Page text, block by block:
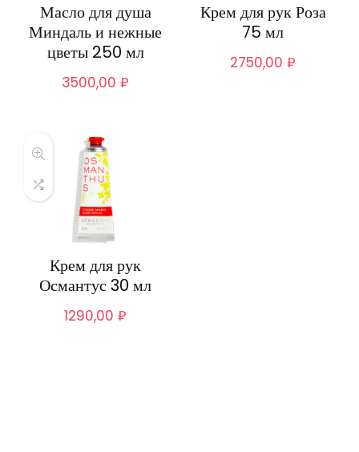
Масло для душа
Миндаль и нежные
цветы 250 мл
3500,00₽
Крем для рук Роза
75 мл
2750,00₽
Крем для рук
Османтус 30 мл
1290,00₽